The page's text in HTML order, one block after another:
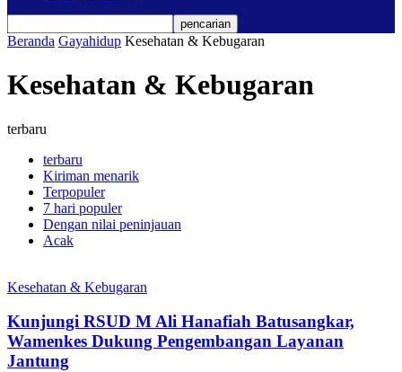
Beranda Gayahidup Kesehatan & Kebugaran
Kesehatan & Kebugaran
terbaru
terbaru
Kiriman menarik
Terpopuler
7 hari populer
Dengan nilai peninjauan
Acak
Kesehatan & Kebugaran
Kunjungi RSUD M Ali Hanafiah Batusangkar,
Wamenkes Dukung Pengembangan Layanan
Jantung